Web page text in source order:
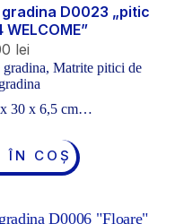
D0023 „pitic
lei
, Matrite pitici de
gradina
30 x 6,5 cm…
ÎN COȘ